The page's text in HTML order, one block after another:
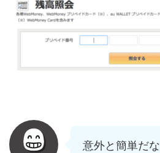
意外と簡単だな